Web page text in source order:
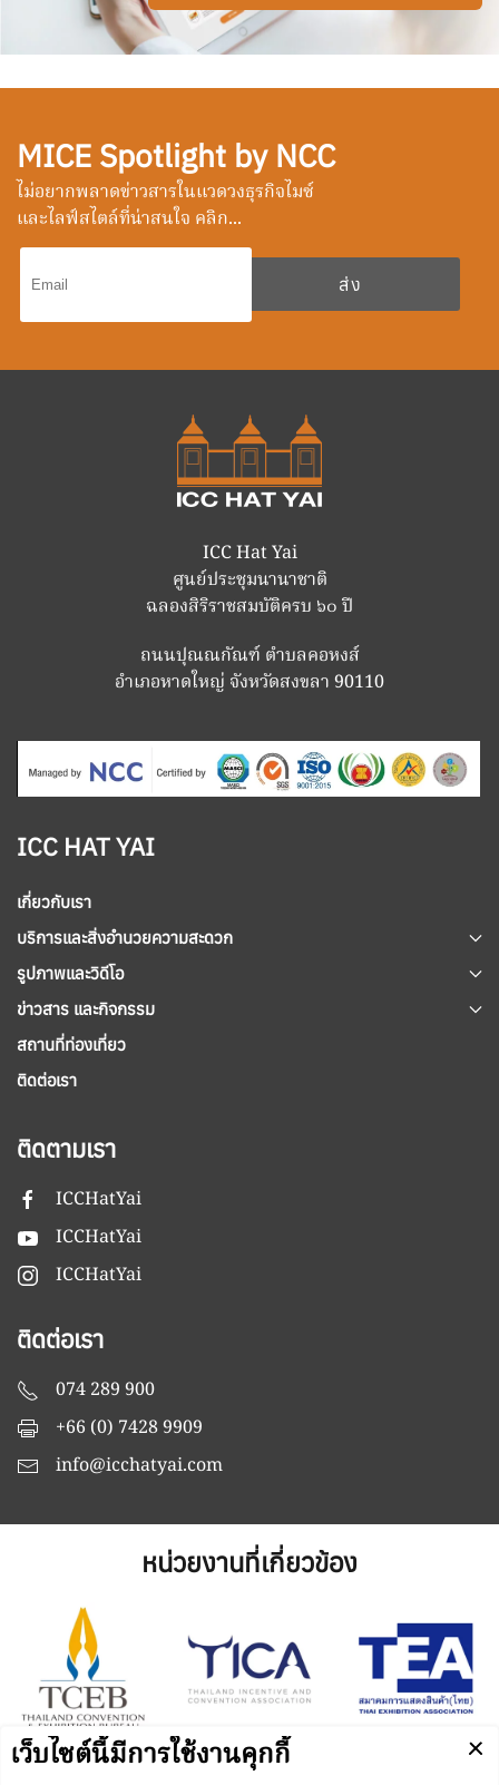
MICE Spotlight by NCC
ไม่อยากพลาดข่าวสารในแวดวงธุรกิจไมซ์
และไลฟ์สไตล์ที่น่าสนใจ คลิก...
ICC Hat Yai
ศูนย์ประชุมนานาชาติ
ฉลองสิริราชสมบัติครบ ๖๐ ปี
ถนนปุณณกัณฑ์ ตำบลคอหงส์
อำเภอหาดใหญ่ จังหวัดสงขลา 90110
ICC HAT YAI
เกี่ยวกับเรา
บริการและสิ่งอำนวยความสะดวก
รูปภาพและวิดีโอ
ข่าวสาร และกิจกรรม
สถานที่ท่องเที่ยว
ติดต่อเรา
ติดตามเรา
ICCHatYai
ICCHatYai
ICCHatYai
ติดต่อเรา
074 289 900
+66 (0) 7428 9909
info@icchatyai.com
หน่วยงานที่เกี่ยวข้อง